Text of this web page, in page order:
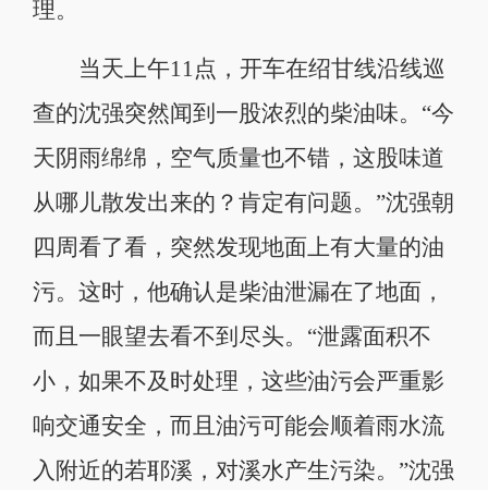
理。
当天上午11点，开车在绍甘线沿线巡
查的沈强突然闻到一股浓烈的柴油味。“今
天阴雨绵绵，空气质量也不错，这股味道
从哪儿散发出来的？肯定有问题。”沈强朝
四周看了看，突然发现地面上有大量的油
污。这时，他确认是柴油泄漏在了地面，
而且一眼望去看不到尽头。“泄露面积不
小，如果不及时处理，这些油污会严重影
响交通安全，而且油污可能会顺着雨水流
入附近的若耶溪，对溪水产生污染。”沈强